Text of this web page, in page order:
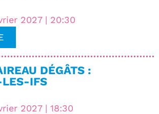
2027 | 20:30
2027 | 18:30
DÉGÂTS :
IFS